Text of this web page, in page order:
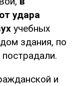
удара
учебных
здания, по
и